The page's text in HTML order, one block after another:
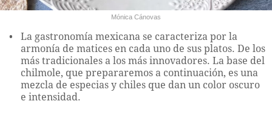
Mónica Cánovas
La gastronomía mexicana se caracteriza por la
armonía de matices en cada uno de sus platos. De los
más tradicionales a los más innovadores. La base del
chilmole, que prepararemos a continuación, es una
mezcla de especias y chiles que dan un color oscuro
e intensidad.